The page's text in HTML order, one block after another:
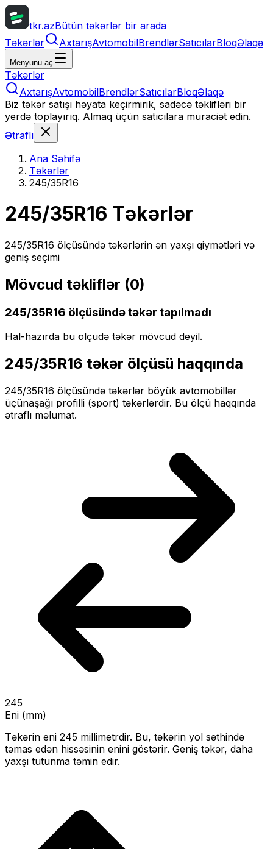
tkr.azBütün təkərlər bir arada
Təkərlər
AxtarışAvtomobilBrendlərSatıcılarBloqƏlaqə
Menyunu aç
Təkərlər
AxtarışAvtomobilBrendlərSatıcılarBloqƏlaqə
Biz təkər satışı həyata keçirmirik, sadəcə təklifləri bir
yerdə toplayırıq. Almaq üçün satıcılara müraciət edin.
Ətraflı
Ana Səhifə
Təkərlər
245/35R16
245/35R16 Təkərlər
245/35R16 ölçüsündə təkərlərin ən yaxşı qiymətləri və
geniş seçimi
Mövcud təkliflər (0)
245/35R16 ölçüsündə təkər tapılmadı
Hal-hazırda bu ölçüdə təkər mövcud deyil.
245/35R16 təkər ölçüsü haqqında
245/35R16 ölçüsündə təkərlər böyük avtomobillər
üçünaşağı profilli (sport) təkərlərdir. Bu ölçü haqqında
ətraflı məlumat.
245
Eni (mm)
Təkərin eni 245 millimetrdir. Bu, təkərin yol səthində
təmas edən hissəsinin enini göstərir. Geniş təkər, daha
yaxşı tutunma təmin edir.